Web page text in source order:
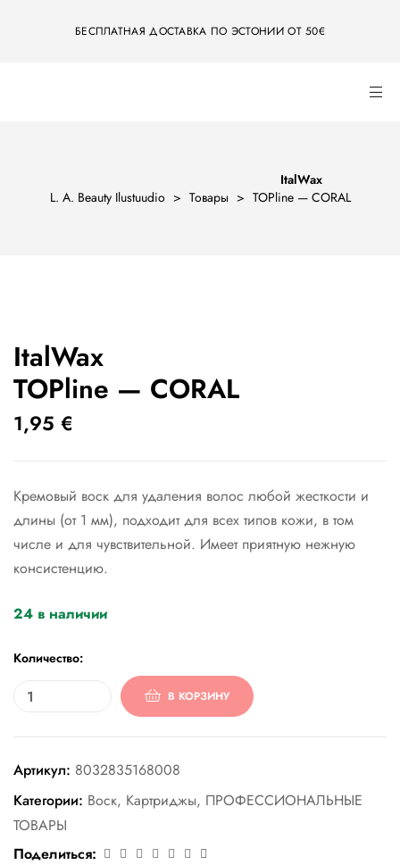
БЕСПЛАТНАЯ ДОСТАВКА ПО ЭСТОНИИ ОТ 50€
L. A. Beauty Ilustuudio > Товары >
ItalWax
TOPline — CORAL
ItalWax
TOPline — CORAL
1,95 €
Кремовый воск для удаления волос любой жесткости и
длины (от 1 мм), подходит для всех типов кожи, в том
числе и для чувствительной. Имеет приятную нежную
консистенцию.
24 в наличии
Количество:
В КОРЗИНУ
Артикул: 8032835168008
Категории: Воск, Картриджы, ПРОФЕССИОНАЛЬНЫЕ
ТОВАРЫ
Поделиться: